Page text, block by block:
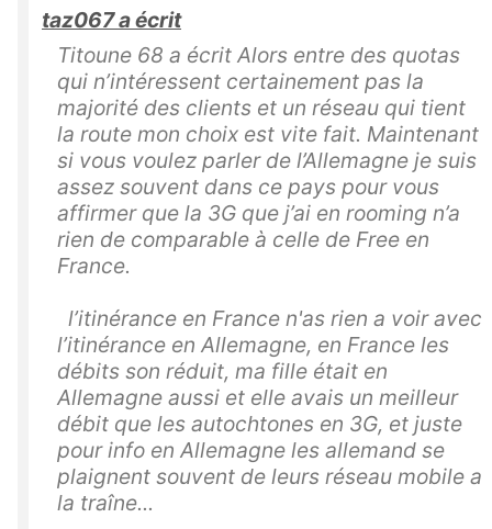
taz067 a écrit
Titoune 68 a écrit Alors entre des quotas
qui n’intéressent certainement pas la
majorité des clients et un réseau qui tient
la route mon choix est vite fait. Maintenant
si vous voulez parler de l’Allemagne je suis
assez souvent dans ce pays pour vous
affirmer que la 3G que j’ai en rooming n’a
rien de comparable à celle de Free en
France.
l’itinérance en France n'as rien a voir avec
l’itinérance en Allemagne, en France les
débits son réduit, ma fille était en
Allemagne aussi et elle avais un meilleur
débit que les autochtones en 3G, et juste
pour info en Allemagne les allemand se
plaignent souvent de leurs réseau mobile a
la traîne...